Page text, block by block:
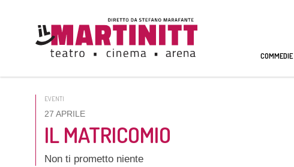
COMMEDIE
EVENTI
27 APRILE
IL MATRICOMIO
Non ti prometto niente